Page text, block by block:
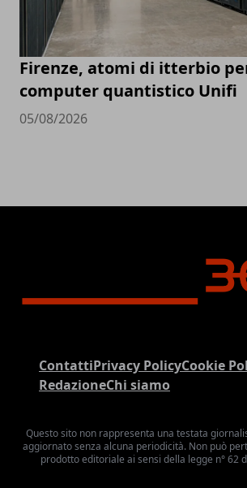
Firenze, atomi di itterbio
computer quantistico Unifi
05/08/2026
ContattiPrivacy PolicyCookie
RedazioneChi siamo
Questo sito non rappresenta una testata
aggiornato senza alcuna periodicità. Non può
prodotto editoriale ai sensi della legge n° 62